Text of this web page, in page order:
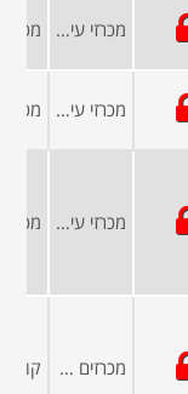
מכרזי עיריות ומועצות
מכרזי עיריות ומועצות
מכרזי עיריות ומועצות
מכרזים פומביים